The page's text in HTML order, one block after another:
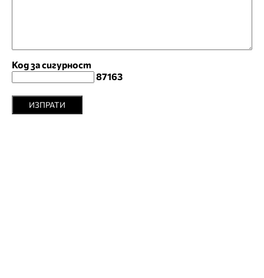
Код за сигурност
87163
ИЗПРАТИ